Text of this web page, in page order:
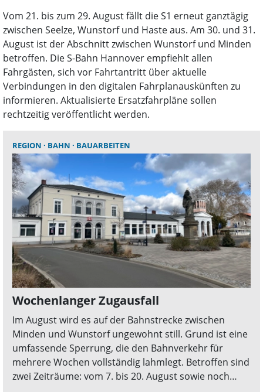
Vom 21. bis zum 29. August fällt die S1 erneut ganztägig
zwischen Seelze, Wunstorf und Haste aus. Am 30. und 31.
August ist der Abschnitt zwischen Wunstorf und Minden
betroffen. Die S-Bahn Hannover empfiehlt allen
Fahrgästen, sich vor Fahrtantritt über aktuelle
Verbindungen in den digitalen Fahrplanauskünften zu
informieren. Aktualisierte Ersatzfahrpläne sollen
rechtzeitig veröffentlicht werden.
REGION BAHN BAUARBEITEN
Wochenlanger Zugausfall
Im August wird es auf der Bahnstrecke zwischen
Minden und Wunstorf ungewohnt still. Grund ist eine
umfassende Sperrung, die den Bahnverkehr für
mehrere Wochen vollständig lahmlegt. Betroffen sind
zwei Zeiträume: vom 7. bis 20. August sowie noch